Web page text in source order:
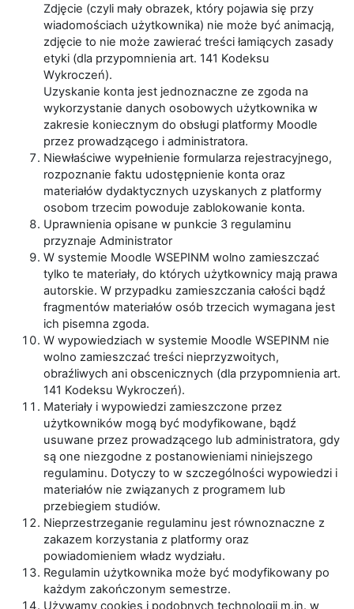
Zdjęcie (czyli mały obrazek, który pojawia się przy
wiadomościach użytkownika) nie może być animacją,
zdjęcie to nie może zawierać treści łamiących zasady
etyki (dla przypomnienia art. 141 Kodeksu
Wykroczeń).
Uzyskanie konta jest jednoznaczne ze zgoda na
wykorzystanie danych osobowych użytkownika w
zakresie koniecznym do obsługi platformy Moodle
przez prowadzącego i administratora.
Niewłaściwe wypełnienie formularza rejestracyjnego,
rozpoznanie faktu udostępnienie konta oraz
materiałów dydaktycznych uzyskanych z platformy
osobom trzecim powoduje zablokowanie konta.
Uprawnienia opisane w punkcie 3 regulaminu
przyznaje Administrator
W systemie Moodle WSEPINM wolno zamieszczać
tylko te materiały, do których użytkownicy mają prawa
autorskie. W przypadku zamieszczania całości bądź
fragmentów materiałów osób trzecich wymagana jest
ich pisemna zgoda.
W wypowiedziach w systemie Moodle WSEPINM nie
wolno zamieszczać treści nieprzyzwoitych,
obraźliwych ani obscenicznych (dla przypomnienia art.
141 Kodeksu Wykroczeń).
Materiały i wypowiedzi zamieszczone przez
użytkowników mogą być modyfikowane, bądź
usuwane przez prowadzącego lub administratora, gdy
są one niezgodne z postanowieniami niniejszego
regulaminu. Dotyczy to w szczególności wypowiedzi i
materiałów nie związanych z programem lub
przebiegiem studiów.
Nieprzestrzeganie regulaminu jest równoznaczne z
zakazem korzystania z platformy oraz
powiadomieniem władz wydziału.
Regulamin użytkownika może być modyfikowany po
każdym zakończonym semestrze.
Używamy cookies i podobnych technologii m.in. w